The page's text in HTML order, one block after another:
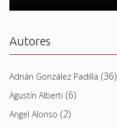
Autores
Adrián González Padilla (36)
Agustín Alberti (6)
Angel Alonso (2)